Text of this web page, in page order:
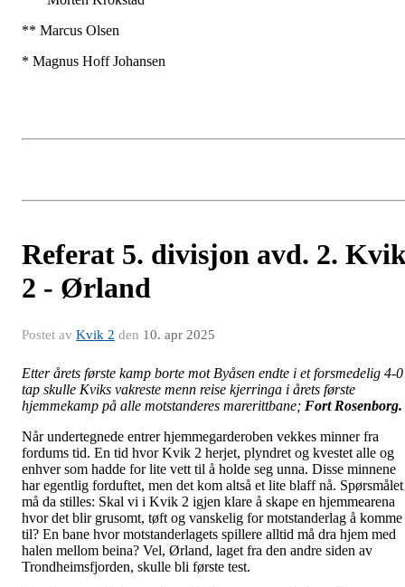
** Marcus Olsen
* Magnus Hoff Johansen
Referat 5. divisjon avd. 2.
2 - Ørland
Postet av Kvik 2 den 10. apr 2025
Etter årets første kamp borte mot Byåsen endte i et forsmedelig 4-0
tap skulle Kviks vakreste menn reise kjerringa i årets første
hjemmekamp på alle motstanderes marerittbane; Fort Rosenborg.
Når undertegnede entrer hjemmegarderoben vekkes minner fra
fordums tid. En tid hvor Kvik 2 herjet, plyndret og kvestet alle og
enhver som hadde for lite vett til å holde seg unna. Disse minnene
har egentlig forduftet, men det kom altså et lite blaff nå. Spørsmålet
må da stilles: Skal vi i Kvik 2 igjen klare å skape en hjemmearena
hvor det blir grusomt, tøft og vanskelig for motstanderlag å komme
til? En bane hvor motstanderlagets spillere alltid må dra hjem med
halen mellom beina? Vel, Ørland, laget fra den andre siden av
Trondheimsfjorden, skulle bli første test.